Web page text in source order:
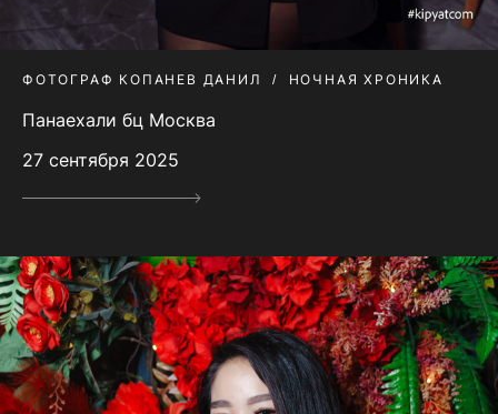
ФОТОГРАФ КОПАНЕВ ДАНИЛ НОЧНАЯ ХРОНИКА
Панаехали бц Москва
27 сентября 2025